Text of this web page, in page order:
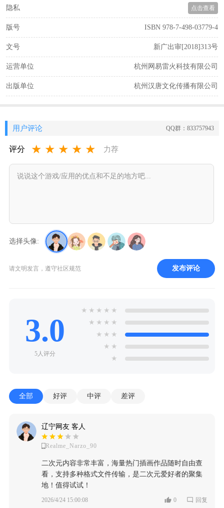
隐私 点击查看
版号 ISBN 978-7-498-03779-4
文号 新广出审[2018]313号
运营单位 杭州网易雷火科技有限公司
出版单位 杭州汉唐文化传播有限公司
用户评论 QQ群：833757943
评分 ★ ★ ★ ★ ★ 力荐
选择头像:
请文明发言，遵守社区规范 发布评论
3.0
5人评分
★ ★ ★ ★ ★
★ ★ ★ ★
★ ★ ★
★ ★
★
全部 好评 中评 差评
辽宁网友 客人
Realme_Narzo_90
二次元内容非常丰富，海量热门插画作品随时自由查
看，支持多种格式文件传输，是二次元爱好者的聚集
地！值得试试！
2026/4/24 15:00:08 0 回复